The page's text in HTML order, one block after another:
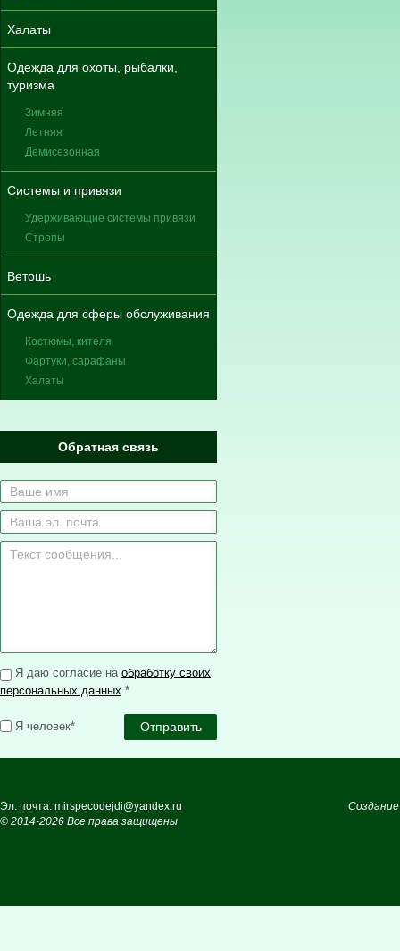
Халаты
Одежда для охоты, рыбалки,
туризма
Зимняя
Летняя
Демисезонная
Системы и привязи
Удерживающие системы привязи
Стропы
Ветошь
Одежда для сферы обслуживания
Костюмы, кителя
Фартуки, сарафаны
Халаты
Обратная связь
Я даю согласие на обработку своих
персональных данных *
Я человек*
Эл. почта: mirspecodejdi@yandex.ru
© 2014-2026 Все права защищены